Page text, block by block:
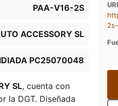
PAA-V16-2S
ACCESSORY SL
IDIADA PC25070048
SL, cuenta con
la DGT. Diseñada